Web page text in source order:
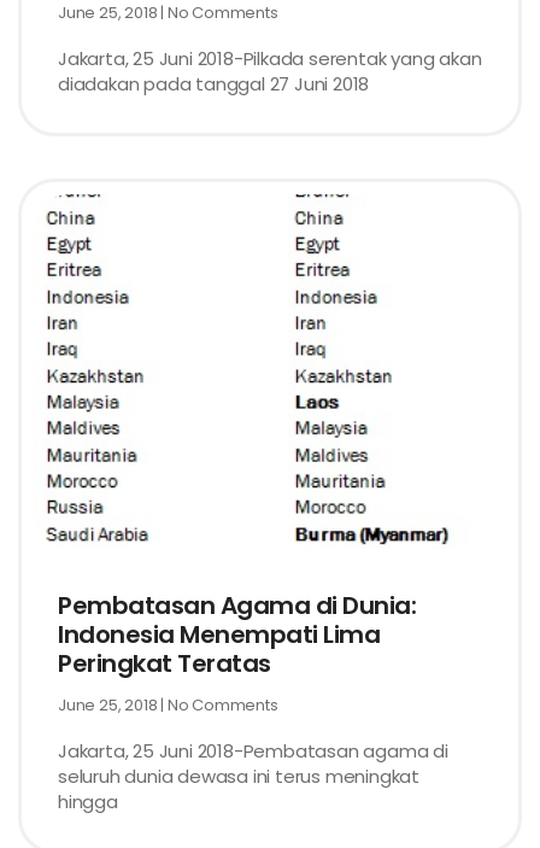
June 25, 2018 No Comments
Jakarta, 25 Juni 2018-Pilkada serentak yang akan
diadakan pada tanggal 27 Juni 2018
Pembatasan Agama di Dunia:
Indonesia Menempati Lima
Peringkat Teratas
June 25, 2018 No Comments
Jakarta, 25 Juni 2018-Pembatasan agama di
seluruh dunia dewasa ini terus meningkat
hingga